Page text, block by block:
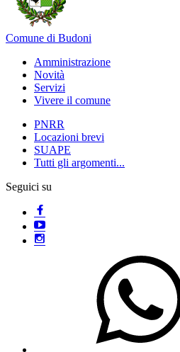
Comune di Budoni
Amministrazione
Novità
Servizi
Vivere il comune
PNRR
Locazioni brevi
SUAPE
Tutti gli argomenti...
Seguici su